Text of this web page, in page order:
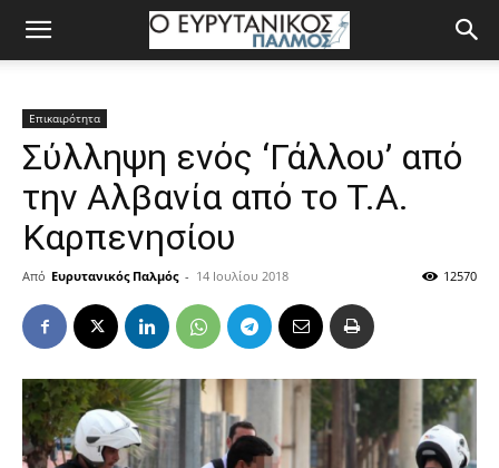
Επικαιρότητα
Σύλληψη ενός ‘Γάλλου’ από
την Αλβανία από το Τ.Α.
Καρπενησίου
Από Ευρυτανικός Παλμός - 14 Ιουλίου 2018 12570